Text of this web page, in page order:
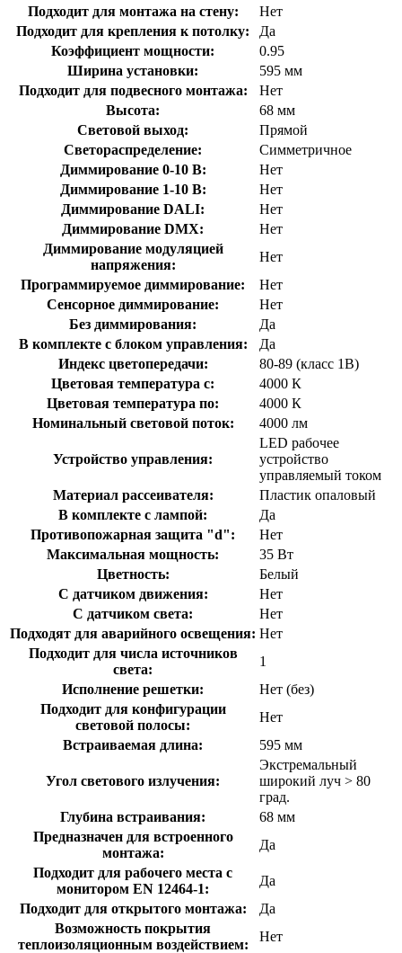
Подходит для монтажа на стену:
Нет
Подходит для крепления к потолку:
Да
Коэффициент мощности:
0.95
Ширина установки:
595 мм
Подходит для подвесного монтажа:
Нет
Высота:
68 мм
Световой выход:
Прямой
Светораспределение:
Симметричное
Диммирование 0-10 В:
Нет
Диммирование 1-10 В:
Нет
Диммирование DALI:
Нет
Диммирование DMX:
Нет
Диммирование модуляцией
напряжения:
Нет
Программируемое диммирование:
Нет
Сенсорное диммирование:
Нет
Без диммирования:
Да
В комплекте с блоком управления:
Да
Индекс цветопередачи:
80-89 (класс 1В)
Цветовая температура с:
4000 К
Цветовая температура по:
4000 К
Номинальный световой поток:
4000 лм
Устройство управления:
LED рабочее
устройство
управляемый током
Материал рассеивателя:
Пластик опаловый
В комплекте с лампой:
Да
Противопожарная защита "d":
Нет
Максимальная мощность:
35 Вт
Цветность:
Белый
С датчиком движения:
Нет
С датчиком света:
Нет
Подходят для аварийного освещения: Нет
Подходит для числа источников
света:
1
Исполнение решетки:
Нет (без)
Подходит для конфигурации
световой полосы:
Нет
Встраиваемая длина:
595 мм
Угол светового излучения:
Экстремальный
широкий луч > 80
град.
Глубина встраивания:
68 мм
Предназначен для встроенного
монтажа:
Да
Подходит для рабочего места с
монитором EN 12464-1:
Да
Подходит для открытого монтажа:
Да
Возможность покрытия
теплоизоляционным воздействием:
Нет